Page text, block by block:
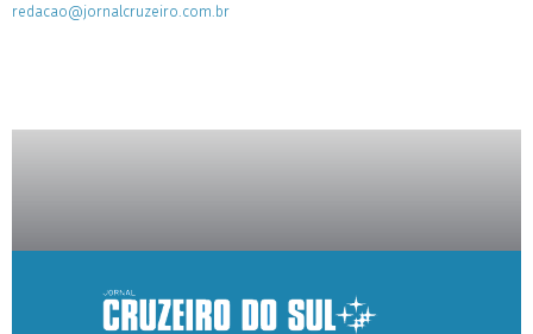
redacao@jornalcruzeiro.com.br